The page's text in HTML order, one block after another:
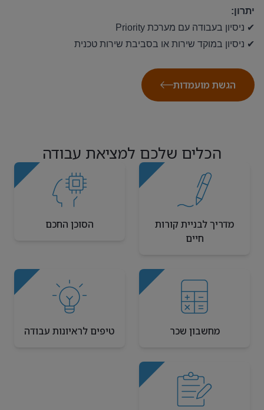
יתרון:
✔ ניסיון בעבודה עם מערכת Priority
✔ ניסיון במוקד שירות או בסביבת שירות טכנית
הגשת מועמדות
הכלים שלכם למציאת עבודה
מדריך לבניית קורות
חיים
הסוכן החכם
מחשבון שכר טיפים לראיונות עבודה